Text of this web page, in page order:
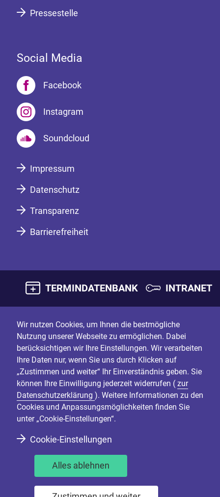
Pressestelle
Social Media
Facebook
Instagram
Soundcloud
Impressum
Datenschutz
Transparenz
Barrierefreiheit
TERMINDATENBANK INTRANET
Wir nutzen Cookies, um Ihnen die bestmögliche
Nutzung unserer Webseite zu ermöglichen. Dabei
berücksichtigen wir Ihre Einstellungen. Wir verarbeiten
Ihre Daten nur, wenn Sie uns durch Klicken auf
„Zustimmen und weiter“ Ihr Einverständnis geben. Sie
können Ihre Einwilligung jederzeit widerrufen ( zur
Datenschutzerklärung ). Weitere Informationen zu den
Cookies und Anpassungsmöglichkeiten finden Sie
unter „Cookie-Einstellungen“.
Cookie-Einstellungen
Alles ablehnen